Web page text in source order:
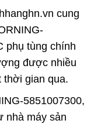
cung
phụ tùng chính
được nhiều
thời gian qua.
5851007300,
nhà máy sản